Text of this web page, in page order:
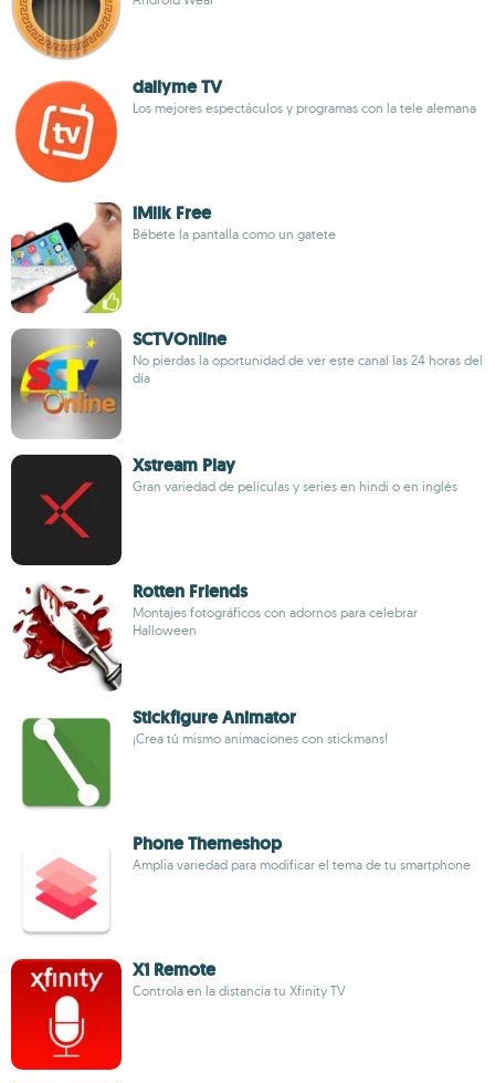
dailyme TV
Los mejores espectáculos y programas con la tele alemana
iMilk Free
Bébete la pantalla como un gatete
SCTVOnline
No pierdas la oportunidad de ver este canal las 24 horas del
día
Xstream Play
Gran variedad de películas y series en hindi o en inglés
Rotten Friends
Montajes fotográficos con adornos para celebrar
Halloween
Stickfigure Animator
¡Crea tú mismo animaciones con stickmans!
Phone Themeshop
Amplia variedad para modificar el tema de tu smartphone
X1 Remote
Controla en la distancia tu Xfinity TV